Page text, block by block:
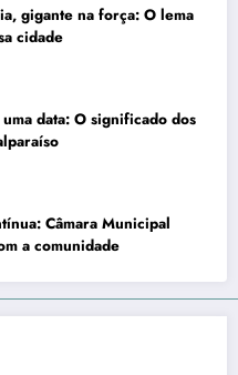
gigante na força: O lema
cidade
data: O significado dos
Câmara Municipal
a comunidade